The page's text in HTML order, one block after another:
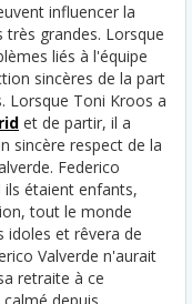
influencer la
grandes. Lorsque
liés à l'équipe
sincères de la part
Lorsque Toni Kroos a
et de partir, il a
sincère respect de la
Federico
ils étaient enfants,
tout le monde
idoles et rêvera de
Valverde n'aurait
retraite à ce